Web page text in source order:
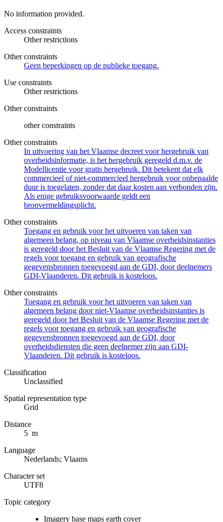
No information provided.
Access constraints
Other restrictions
Other constraints
Geen beperkingen op de publieke toegang.
Use constraints
Other restrictions
Other constraints
other constraints
Other constraints
In uitvoering van het Vlaamse decreet voor hergebruik van
overheidsinformatie, is het hergebruik geregeld d.m.v. de
Modellicentie voor gratis hergebruik. Dit betekent dat elk
commercieel of niet-commercieel hergebruik voor onbepaalde
duur is toegelaten, zonder dat daar kosten aan verbonden zijn.
Als enige gebruiksvoorwaarde geldt een
bronvermeldingsplicht.
Other constraints
Toegang en gebruik voor het uitvoeren van taken van
algemeen belang, op niveau van Vlaamse overheidsinstanties
is geregeld door het Besluit van de Vlaamse Regering met de
regels voor toegang en gebruik van geografische
gegevensbronnen toegevoegd aan de GDI, door deelnemers
GDI-Vlaanderen. Dit gebruik is kosteloos.
Other constraints
Toegang en gebruik voor het uitvoeren van taken van
algemeen belang door niet-Vlaamse overheidsinstanties is
geregeld door het Besluit van de Vlaamse Regering met de
regels voor toegang en gebruik van geografische
gegevensbronnen toegevoegd aan de GDI, door
overheidsdiensten die geen deelnemer zijn aan GDI-
Vlaanderen. Dit gebruik is kosteloos.
Classification
Unclassified
Spatial representation type
Grid
Distance
5 m
Language
Nederlands; Vlaams
Character set
UTF8
Topic category
Imagery base maps earth cover